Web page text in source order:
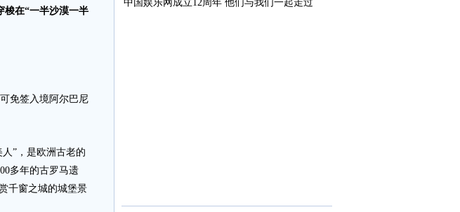
梭在“一半沙漠一半
免签入境阿尔巴尼
”，是欧洲古老的
多年的古罗马遗
千窗之城的城堡景